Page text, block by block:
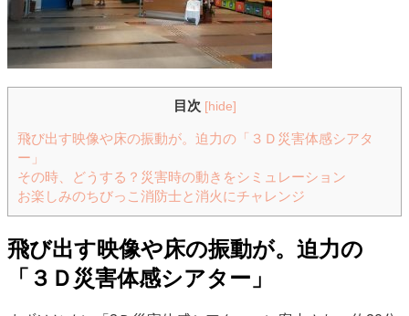
目次 [hide]
飛び出す映像や床の振動が。迫力の「３Ｄ災害体感シアタ
ー」
その時、どうする？災害時の動きをシミュレーション
お楽しみのちびっこ消防士と消火にチャレンジ
飛び出す映像や床の振動が。迫力の
「３Ｄ災害体感シアター」